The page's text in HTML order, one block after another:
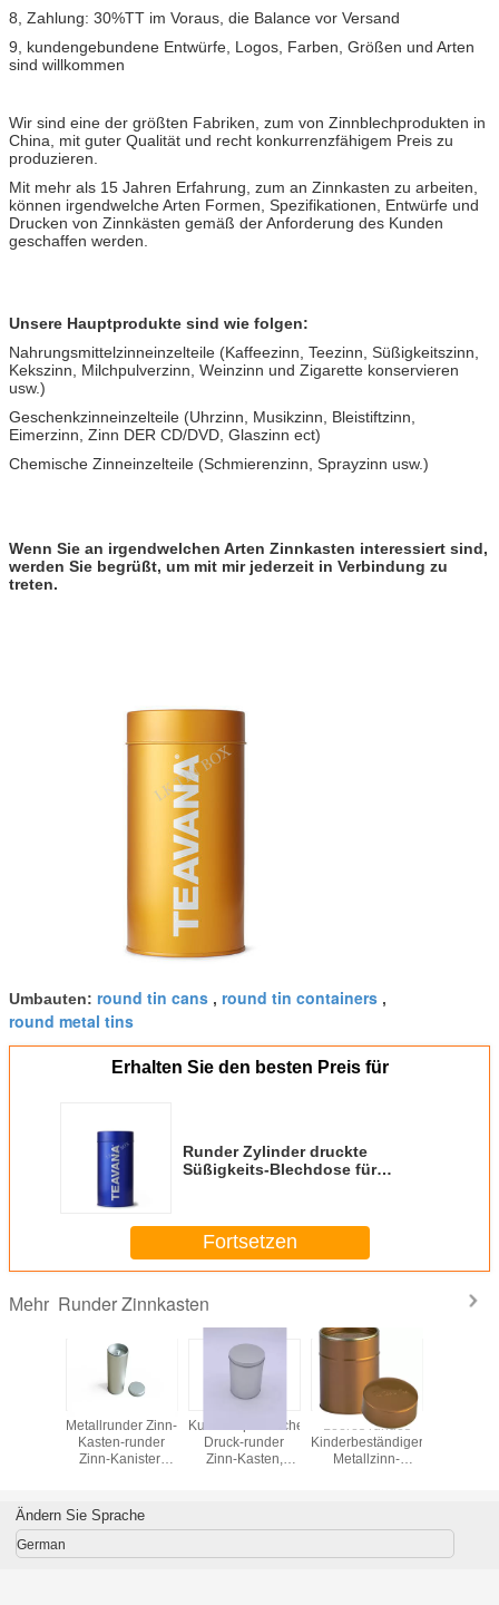
8, Zahlung: 30%TT im Voraus, die Balance vor Versand
9, kundengebundene Entwürfe, Logos, Farben, Größen und Arten
sind willkommen
Wir sind eine der größten Fabriken, zum von Zinnblechprodukten in
China, mit guter Qualität und recht konkurrenzfähigem Preis zu
produzieren.
Mit mehr als 15 Jahren Erfahrung, zum an Zinnkasten zu arbeiten,
können irgendwelche Arten Formen, Spezifikationen, Entwürfe und
Drucken von Zinnkästen gemäß der Anforderung des Kunden
geschaffen werden.
Unsere Hauptprodukte sind wie folgen:
Nahrungsmittelzinneinzelteile (Kaffeezinn, Teezinn, Süßigkeitszinn,
Kekszinn, Milchpulverzinn, Weinzinn und Zigarette konservieren
usw.)
Geschenkzinneinzelteile (Uhrzinn, Musikzinn, Bleistiftzinn,
Eimerzinn, Zinn DER CD/DVD, Glaszinn ect)
Chemische Zinneinzelteile (Schmierenzinn, Sprayzinn usw.)
Wenn Sie an irgendwelchen Arten Zinnkasten interessiert sind,
werden Sie begrüßt, um mit mir jederzeit in Verbindung zu
treten.
Umbauten: round tin cans , round tin containers ,
round metal tins
Erhalten Sie den besten Preis für
Runder Zylinder druckte
Süßigkeits-Blechdose für
Fortsetzen
Mehr Runder Zinnkasten
Metallrunder Zinn-
Kasten-runder
Zinn-Kanister-
Kundenspezifischer
Druck-runder
Zinn-Kasten,
Leeres rundes
Kinderbeständiger
Metallzinn-
Ändern Sie Sprache
German